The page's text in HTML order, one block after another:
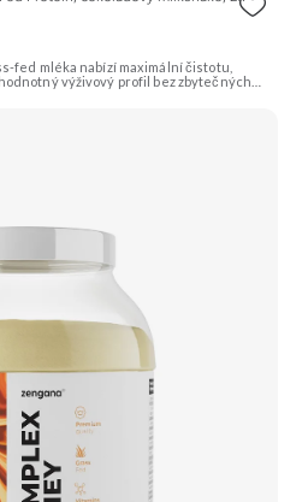
fed mléka nabízí maximální čistotu,
výživový profil bez zbytečných